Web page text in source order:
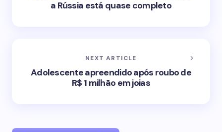
a Rússia está quase completo
NEXT ARTICLE
Adolescente apreendido após roubo de
R$ 1 milhão em joias